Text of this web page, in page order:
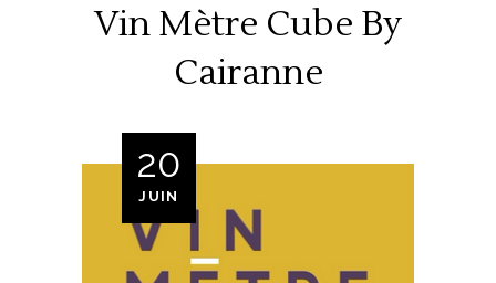
Vin Mètre Cube By
Cairanne
20
JUIN